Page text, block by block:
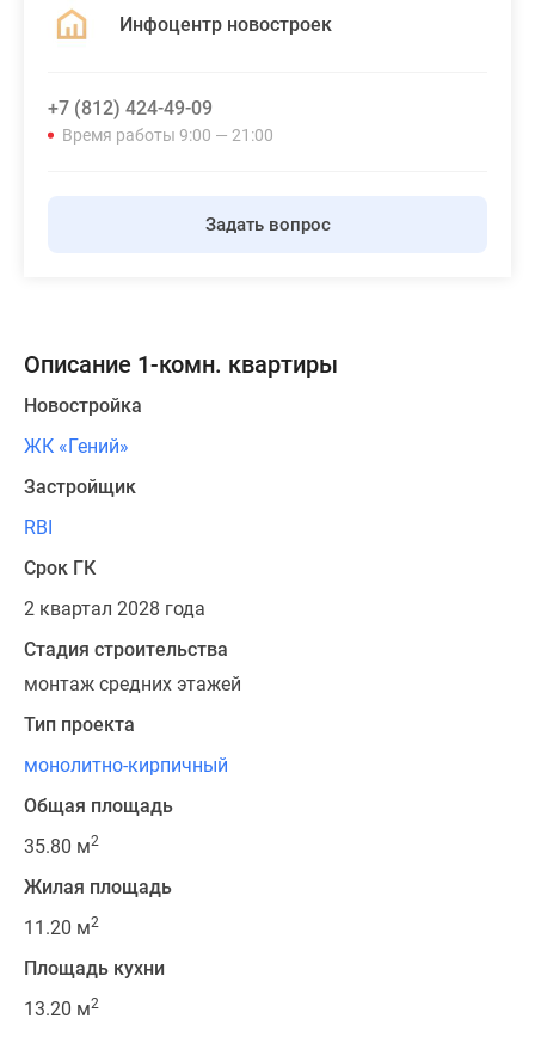
Инфоцентр новостроек
+7 (812) 424-49-09
Время работы 9:00 — 21:00
Задать вопрос
Описание 1-комн. квартиры
Новостройка
ЖК «Гений»
Застройщик
RBI
Срок ГК
2 квартал 2028 года
Стадия строительства
монтаж средних этажей
Тип проекта
монолитно-кирпичный
Общая площадь
35.80 м2
Жилая площадь
11.20 м2
Площадь кухни
13.20 м2